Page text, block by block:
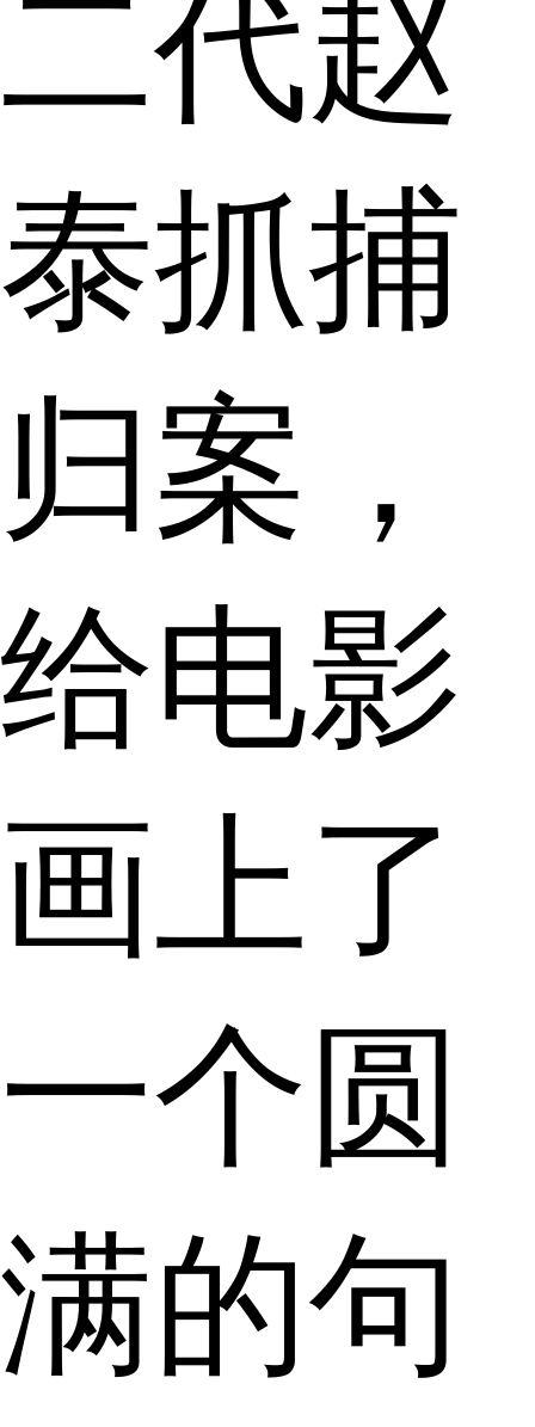
二代赵
泰抓捕
归案，
给电影
画上了
一个圆
满的句